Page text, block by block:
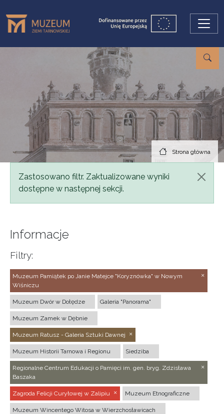
Strona główna
Komunikat
Zastosowano filtr. Zaktualizowane wyniki
dostępne w następnej sekcji.
Informacje
Filtry:
Muzeum Pamiątek po Janie Matejce "Koryznówka" w Nowym
Wiśniczu
Muzeum Dwór w Dołędze Galeria "Panorama"
Muzeum Zamek w Dębnie
Muzeum Ratusz - Galeria Sztuki Dawnej
Muzeum Historii Tarnowa i Regionu Siedziba
Regionalne Centrum Edukacji o Pamięci im. gen. bryg. Zdzisława
Baszaka
Zagroda Felicji Curyłowej w Zalipiu Muzeum Etnograficzne
Muzeum Wincentego Witosa w Wierzchosławicach